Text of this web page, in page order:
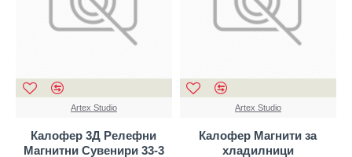
Artex Studio
Калофер 3Д Релефни
Магнитни Сувенири 33-3
Artex Studio
Калофер Магнити за
хладилници